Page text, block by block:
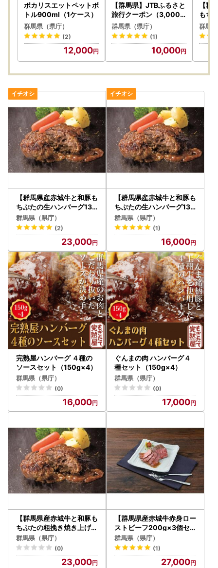
ポカリスエットペットボ
トル900ml（1ケース）
群馬県（県庁）
(2)
12,000
【群馬県】JTBふるさと
旅行クーポン（3,000
円分）有効期間3年（E
メール発行）｜予約 宿
泊 観光 体験 温泉 ホテル
旅館 チケット 子供 子連
れ カップル 家族 店頭 オ
群馬県（県庁）
(1)
10,000
【群
もち
ｍｌ
群馬
【群馬県産赤城牛と和豚も
ちぶたの生ハンバーグ130
ｇ×14個・ソース20ｍｌ×
15個】
群馬県（県庁）
(2)
23,000
【群馬県産赤城牛と和豚も
ちぶたの生ハンバーグ130
g×8個・ソース20ｍｌ×1
0個】
群馬県（県庁）
(1)
16,000
完熟屋ハンバーグ ４種の
ソースセット（150g×4）
群馬県（県庁）
(0)
16,000
ぐんまの肉 ハンバーグ４
種セット（150g×4）
群馬県（県庁）
(0)
17,000
【群馬県産赤城牛と和豚も
ちぶたの粗挽き焼き上げハ
ンバーグ130ｇ×１０個・
ソース20ｍｌ×10個】
群馬県（県庁）
(0)
23,000
【群馬県産赤城牛赤身ロー
ストビーフ200g×3個セ
ット・たれ20ｍｌ×６個
付】
群馬県（県庁）
(1)
27,000